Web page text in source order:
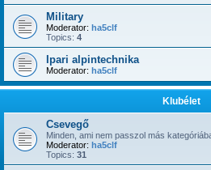
Military
Moderator: ha5clf
Topics: 4
Ipari alpintechnika
Moderator: ha5clf
Klubélet
Csevegő
Minden, ami nem passzol más
Moderator: ha5clf
Topics: 31